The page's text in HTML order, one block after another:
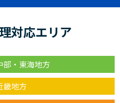
対応エリア
部・東海地方
畿地方